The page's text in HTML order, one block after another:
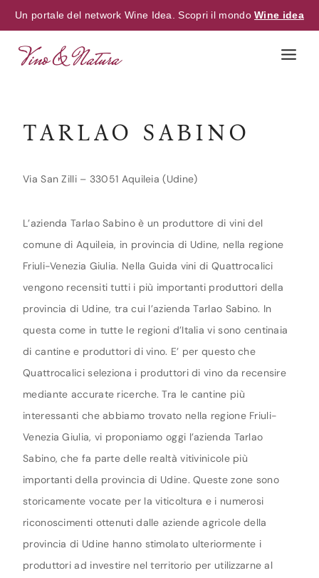
Un portale del network Wine Idea. Scopri il mondoWine idea
TARLAO SABINO
Via San Zilli – 33051 Aquileia (Udine)
L’azienda Tarlao Sabino è un produttore di vini del
comune di Aquileia, in provincia di Udine, nella regione
Friuli-Venezia Giulia. Nella Guida vini di Quattrocalici
vengono recensiti tutti i più importanti produttori della
provincia di Udine, tra cui l’azienda Tarlao Sabino. In
questa come in tutte le regioni d’Italia vi sono centinaia
di cantine e produttori di vino. E’ per questo che
Quattrocalici seleziona i produttori di vino da recensire
mediante accurate ricerche. Tra le cantine più
interessanti che abbiamo trovato nella regione Friuli-
Venezia Giulia, vi proponiamo oggi l’azienda Tarlao
Sabino, che fa parte delle realtà vitivinicole più
importanti della provincia di Udine. Queste zone sono
storicamente vocate per la viticoltura e i numerosi
riconoscimenti ottenuti dalle aziende agricole della
provincia di Udine hanno stimolato ulteriormente i
produttori ad investire nel territorio per utilizzarne al